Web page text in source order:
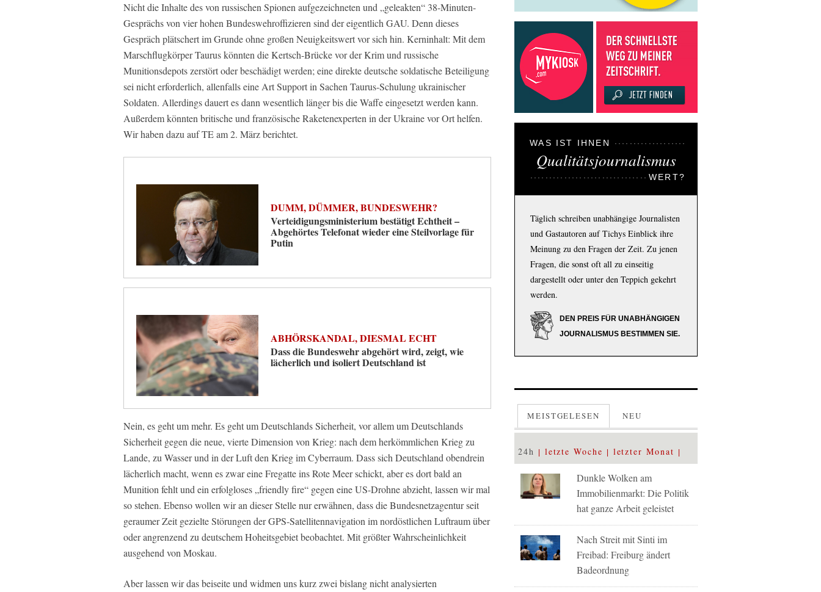
Nicht die Inhalte des von russischen Spionen aufgezeichneten und „geleakten“ 38-Minuten-
Gesprächs von vier hohen Bundeswehroffizieren sind der eigentlich GAU. Denn dieses
Gespräch plätschert im Grunde ohne großen Neuigkeitswert vor sich hin. Kerninhalt: Mit dem
Marschflugkörper Taurus könnten die Kertsch-Brücke vor der Krim und russische
Munitionsdepots zerstört oder beschädigt werden; eine direkte deutsche soldatische Beteiligung
sei nicht erforderlich, allenfalls eine Art Support in Sachen Taurus-Schulung ukrainischer
Soldaten. Allerdings dauert es dann wesentlich länger bis die Waffe eingesetzt werden kann.
Außerdem könnten britische und französische Raketenexperten in der Ukraine vor Ort helfen.
Wir haben dazu auf TE am 2. März berichtet.
DUMM, DÜMMER, BUNDESWEHR?
Verteidigungsministerium bestätigt Echtheit –
Abgehörtes Telefonat wieder eine Steilvorlage für
Putin
ABHÖRSKANDAL, DIESMAL ECHT
Dass die Bundeswehr abgehört wird, zeigt, wie
lächerlich und isoliert Deutschland ist
Nein, es geht um mehr. Es geht um Deutschlands Sicherheit, vor allem um Deutschlands
Sicherheit gegen die neue, vierte Dimension von Krieg: nach dem herkömmlichen Krieg zu
Lande, zu Wasser und in der Luft den Krieg im Cyberraum. Dass sich Deutschland obendrein
lächerlich macht, wenn es zwar eine Fregatte ins Rote Meer schickt, aber es dort bald an
Munition fehlt und ein erfolgloses „friendly fire“ gegen eine US-Drohne abzieht, lassen wir mal
so stehen. Ebenso wollen wir an dieser Stelle nur erwähnen, dass die Bundesnetzagentur seit
geraumer Zeit gezielte Störungen der GPS-Satellitennavigation im nordöstlichen Luftraum über
oder angrenzend zu deutschem Hoheitsgebiet beobachtet. Mit größter Wahrscheinlichkeit
ausgehend von Moskau.
Aber lassen wir das beiseite und widmen uns kurz zwei bislang nicht analysierten
WAS IST IHNEN
Qualitätsjournalismus
WERT?
Täglich schreiben unabhängige Journalisten
und Gastautoren auf Tichys Einblick ihre
Meinung zu den Fragen der Zeit. Zu jenen
Fragen, die sonst oft all zu einseitig
dargestellt oder unter den Teppich gekehrt
werden.
DEN PREIS FÜR UNABHÄNGIGEN
JOURNALISMUS BESTIMMEN SIE.
MEISTGELESEN NEU
24h letzte Woche letzter Monat
Dunkle Wolken am
Immobilienmarkt: Die Politik
hat ganze Arbeit geleistet
Nach Streit mit Sinti im
Freibad: Freiburg ändert
Badeordnung